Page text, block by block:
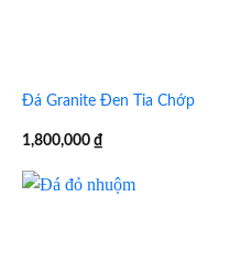
Đá Granite Đen Tia Chớp
1,800,000 ₫